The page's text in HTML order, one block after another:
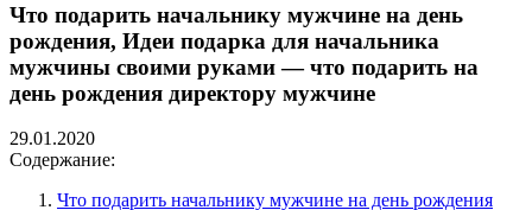
Что подарить начальнику мужчине на день
рождения, Идеи подарка для начальника
мужчины своими руками — что подарить на
день рождения директору мужчине
29.01.2020
Содержание:
Что подарить начальнику мужчине на день рождения